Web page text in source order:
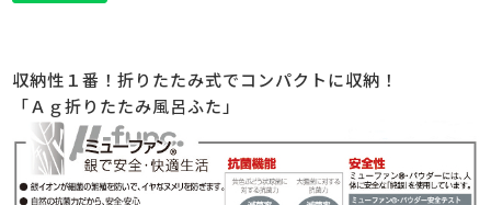
収納性１番！折りたたみ式でコンパクトに収納！
「Ａｇ折りたたみ風呂ふた」